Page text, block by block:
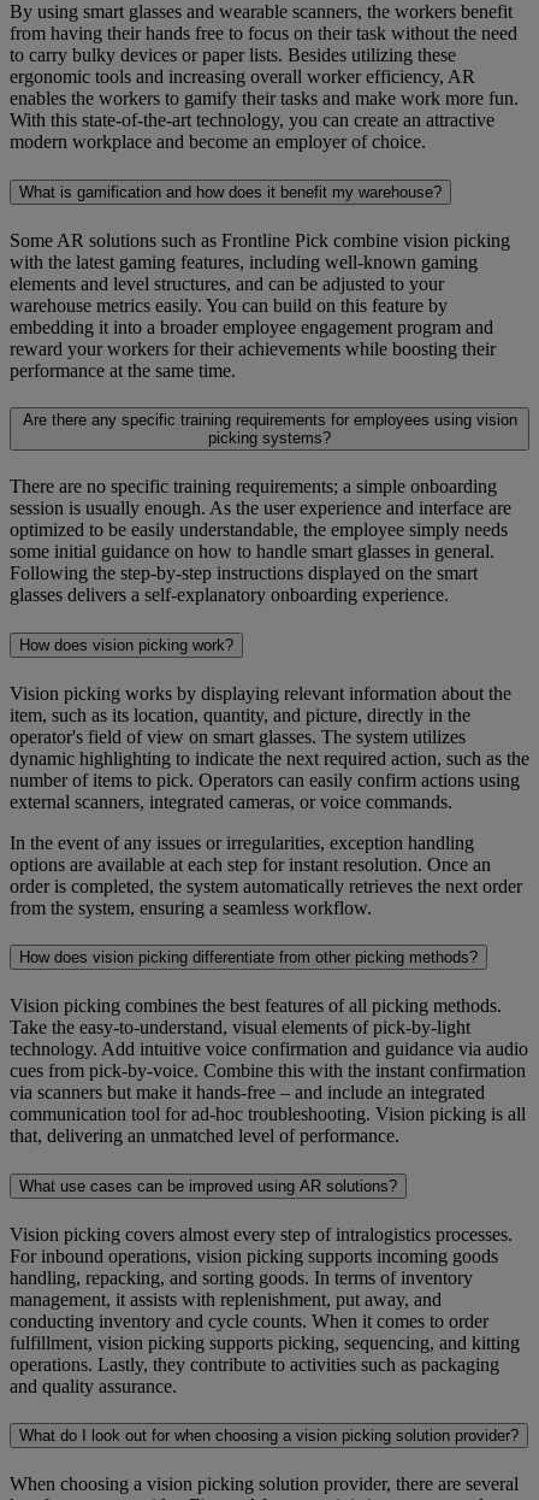
By using smart glasses and wearable scanners, the workers benefit
from having their hands free to focus on their task without the need
to carry bulky devices or paper lists. Besides utilizing these
ergonomic tools and increasing overall worker efficiency, AR
enables the workers to gamify their tasks and make work more fun.
With this state-of-the-art technology, you can create an attractive
modern workplace and become an employer of choice.
What is gamification and how does it benefit my warehouse?
Some AR solutions such as Frontline Pick combine vision picking
with the latest gaming features, including well-known gaming
elements and level structures, and can be adjusted to your
warehouse metrics easily. You can build on this feature by
embedding it into a broader employee engagement program and
reward your workers for their achievements while boosting their
performance at the same time.
Are there any specific training requirements for employees using vision
picking systems?
There are no specific training requirements; a simple onboarding
session is usually enough. As the user experience and interface are
optimized to be easily understandable, the employee simply needs
some initial guidance on how to handle smart glasses in general.
Following the step-by-step instructions displayed on the smart
glasses delivers a self-explanatory onboarding experience.
How does vision picking work?
Vision picking works by displaying relevant information about the
item, such as its location, quantity, and picture, directly in the
operator's field of view on smart glasses. The system utilizes
dynamic highlighting to indicate the next required action, such as the
number of items to pick. Operators can easily confirm actions using
external scanners, integrated cameras, or voice commands.
In the event of any issues or irregularities, exception handling
options are available at each step for instant resolution. Once an
order is completed, the system automatically retrieves the next order
from the system, ensuring a seamless workflow.
How does vision picking differentiate from other picking methods?
Vision picking combines the best features of all picking methods.
Take the easy-to-understand, visual elements of pick-by-light
technology. Add intuitive voice confirmation and guidance via audio
cues from pick-by-voice. Combine this with the instant confirmation
via scanners but make it hands-free – and include an integrated
communication tool for ad-hoc troubleshooting. Vision picking is all
that, delivering an unmatched level of performance.
What use cases can be improved using AR solutions?
Vision picking covers almost every step of intralogistics processes.
For inbound operations, vision picking supports incoming goods
handling, repacking, and sorting goods. In terms of inventory
management, it assists with replenishment, put away, and
conducting inventory and cycle counts. When it comes to order
fulfillment, vision picking supports picking, sequencing, and kitting
operations. Lastly, they contribute to activities such as packaging
and quality assurance.
What do I look out for when choosing a vision picking solution provider?
When choosing a vision picking solution provider, there are several